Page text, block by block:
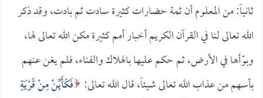
ثانياً: من المعلوم أن ثمة حضارات كثيرة سادت ثم بادت، وقد ذكر
الله تعالى لنا في القرآن الكريم أخبار أمم كثيرة مكن الله تعالى لها،
وبوّأها في الأرض، ثم حكم عليها بالهلاك والفناء، فلم يغن عنهم
بأسهم من عذاب الله تعالى شيئاً، قال الله تعالى: فَكَأَيِّنْ مِنْ قَرْيَةٍ